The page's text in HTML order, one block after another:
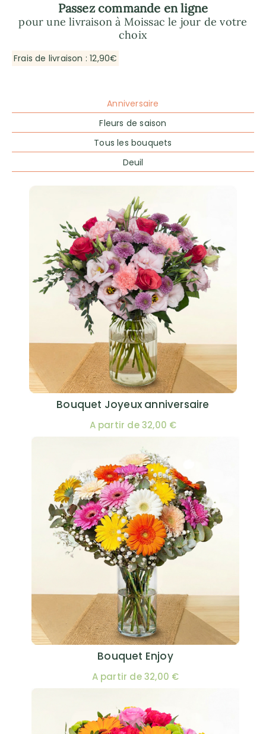
Passez commande en ligne
pour une livraison à Moissac le jour de votre
choix
Frais de livraison : 12,90€
Anniversaire
Fleurs de saison
Tous les bouquets
Deuil
Bouquet Joyeux anniversaire
A partir de 32,00 €
Bouquet Enjoy
A partir de 32,00 €